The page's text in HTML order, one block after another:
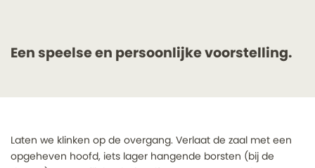
Een speelse en persoonlijke voorstelling.
Laten we klinken op de overgang. Verlaat de zaal met een
opgeheven hoofd, iets lager hangende borsten (bij de
Inzoomen Inzoomen